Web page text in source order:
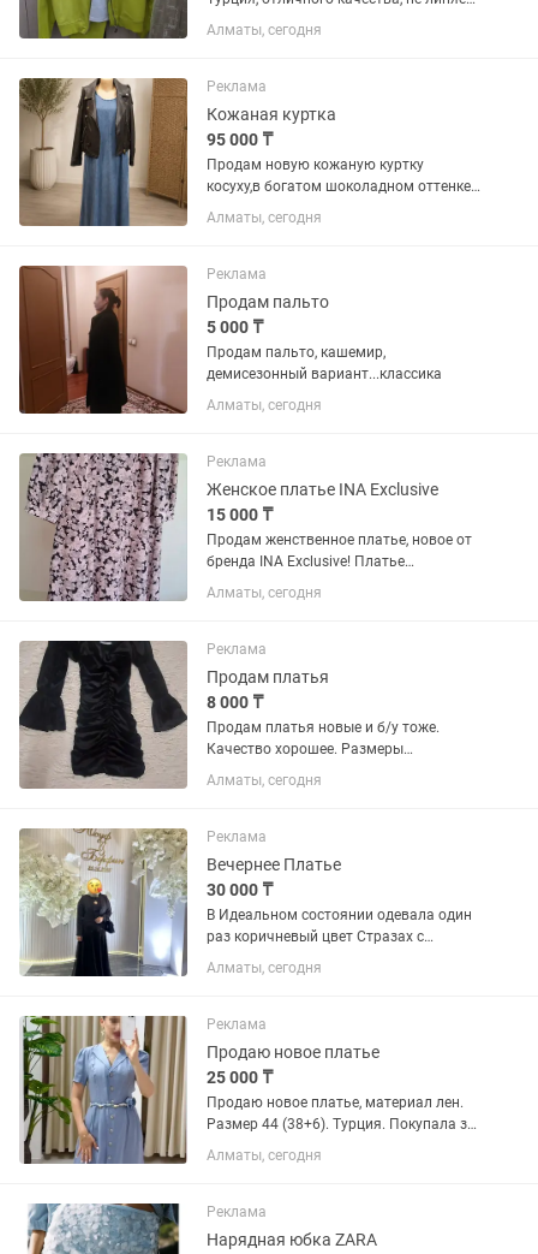
один раз только одет, кто любит ярко и
красиво , цвет лимонный.
Алматы, сегодня
Реклама
Кожаная куртка
95 000 ₸
Продам новую кожаную куртку
косуху,в богатом шоколадном оттенке
Производства Турция 100%
натуральная кожа шикарного
Алматы, сегодня
Реклама
Продам пальто
5 000 ₸
Продам пальто, кашемир,
демисезонный вариант...классика
Алматы, сегодня
Реклама
Женское платье INA Exclusive
15 000 ₸
Продам женственное платье, новое от
бренда INA Exclusive! Платье
выполнено из нежной и качественной
ткани с цветочным принтом, низ
горловины до линии талии на...
Алматы, сегодня
Реклама
Продам платья
8 000 ₸
Продам платья новые и б/у тоже.
Качество хорошее. Размеры
разные,цены тоже разные. По всем
интересующимся вопросам звоните,
сборку подойдёт на размеры 42, 44.
Цена...
Алматы, сегодня
Реклама
Вечернее Платье
30 000 ₸
В Идеальном состоянии одевала один
раз коричневый цвет Стразах с
пиджаком можете и без пиджака
носить продам срочно звонить по
Алматы, сегодня
Реклама
Продаю новое платье
25 000 ₸
Продаю новое платье, материал лен.
Размер 44 (38+6). Турция. Покупала за
38К, продаю за 25К
Алматы, сегодня
Реклама
Нарядная юбка ZARA